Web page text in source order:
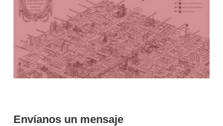
Envíanos un mensaje